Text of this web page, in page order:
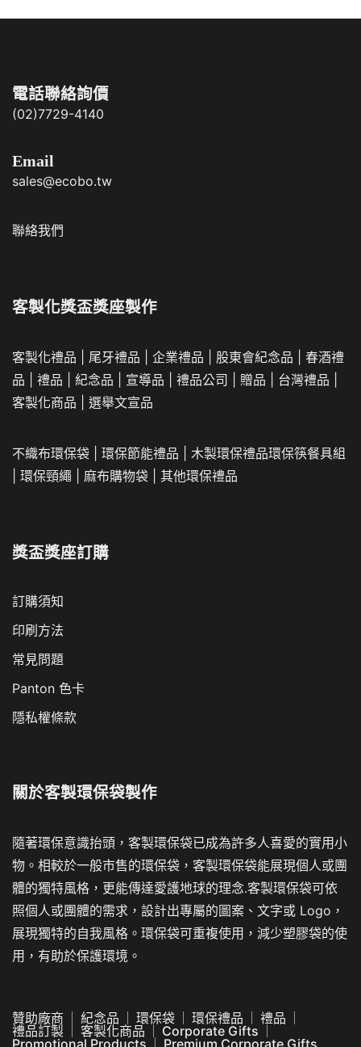
電話聯絡詢價
(02)7729-4140
Email
sales@ecobo.tw
聯絡我們
客製化獎盃獎座製作
客製化禮品 尾牙禮品 企業禮品 股東會紀念品
春酒禮
品
禮品 紀念品 宣導品 禮品公司 贈品 台灣禮品
客製化商品
選舉文宣品
不織布環保袋 環保節能禮品 木製環保禮品環保筷餐具組
環保頸繩 麻布購物袋 其他環保禮品
獎盃獎座訂購
訂購須知
印刷方法
常見問題
Panton 色卡
隱私權條款
關於客製環保袋製作
隨著環保意識抬頭，客製環保袋已成為許多人喜愛的實用小
物。相較於一般市售的環保袋，客製環保袋能展現個人或團
體的獨特風格，更能傳達愛護地球的理念.客製環保袋可依
照個人或團體的需求，設計出專屬的圖案、文字或 Logo，
展現獨特的自我風格。環保袋可重複使用，減少塑膠袋的使
用，有助於保護環境。
贊助廠商 紀念品 環保袋 環保禮品
禮品
禮品訂製
客製化商品
Corporate Gifts
Promotional Products
Premium Corporate Gifts